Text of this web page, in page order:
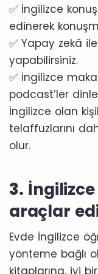
✅ İngilizce
edinerek
✅ Yapay zekâ
yapabilirsiniz.
✅ İngilizce
podcast’ler
İngilizce olan
telaffuzlarını
olur.
3.
araçlar
Evde İngilizce
yönteme bağlı
kitaplarına, iyi